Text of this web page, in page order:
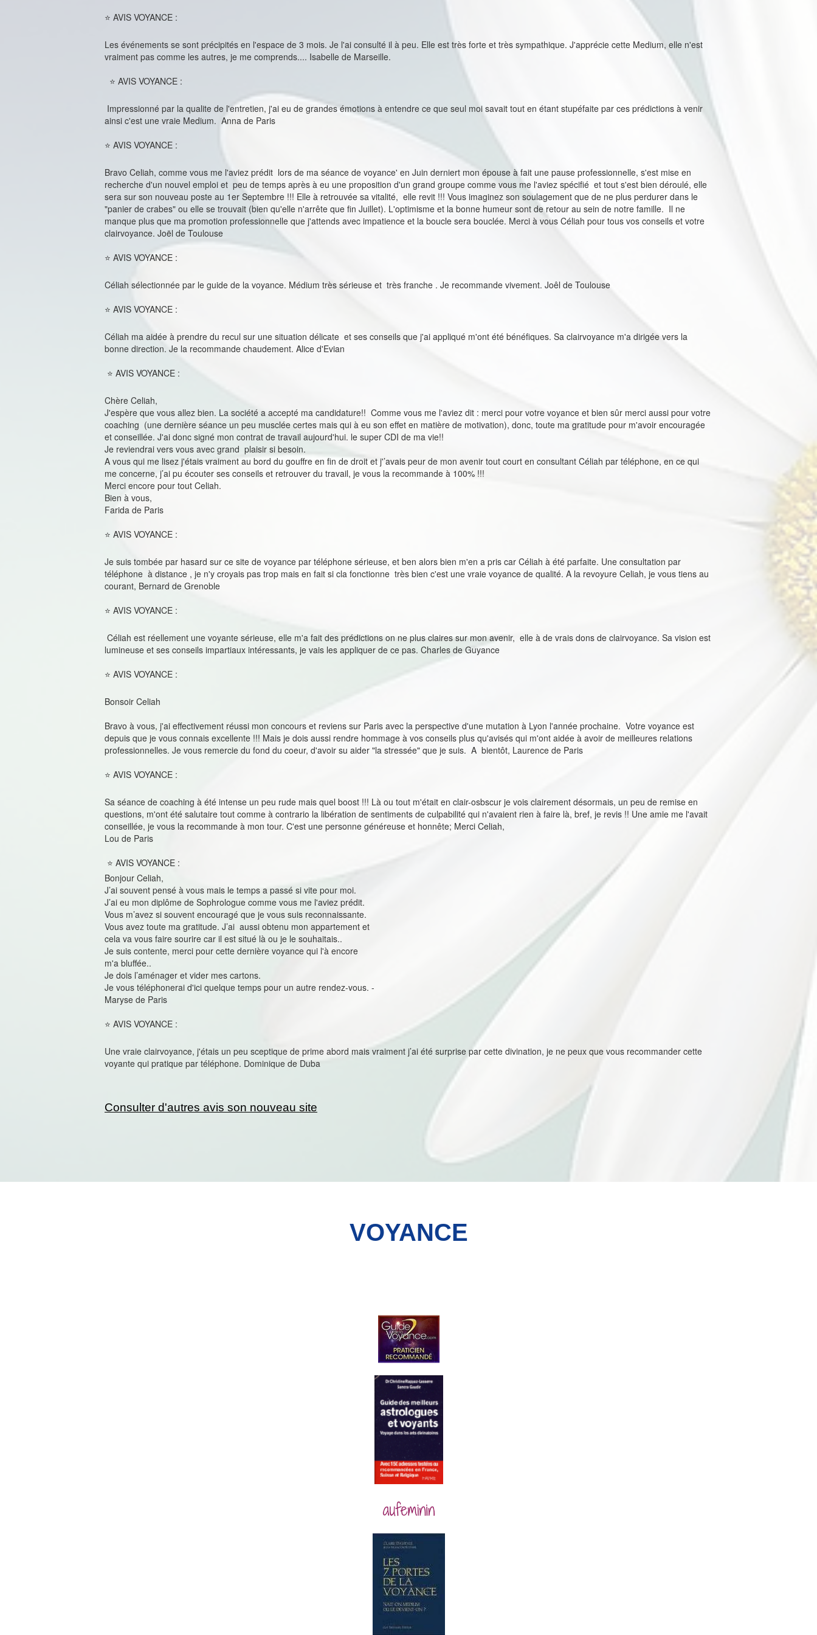
⭐ AVIS VOYANCE :
Les événements se sont précipités en l'espace de 3 mois. Je l'ai consulté il à peu. Elle est très forte et très sympathique. J'apprécie cette Medium, elle n'est
vraiment pas comme les autres, je me comprends.... Isabelle de Marseille.
⭐ AVIS VOYANCE :
Impressionné par la qualite de l'entretien, j'ai eu de grandes émotions à entendre ce que seul moi savait tout en étant stupéfaite par ces prédictions à venir
ainsi c'est une vraie Medium. Anna de Paris
⭐ AVIS VOYANCE :
Bravo Celiah, comme vous me l'aviez prédit lors de ma séance de voyance' en Juin derniert mon épouse à fait une pause professionnelle, s'est mise en
recherche d'un nouvel emploi et peu de temps après à eu une proposition d'un grand groupe comme vous me l'aviez spécifié et tout s'est bien déroulé, elle
sera sur son nouveau poste au 1er Septembre !!! Elle à retrouvée sa vitalité, elle revit !!! Vous imaginez son soulagement que de ne plus perdurer dans le
"panier de crabes" ou elle se trouvait (bien qu'elle n'arrête que fin Juillet). L'optimisme et la bonne humeur sont de retour au sein de notre famille. Il ne
manque plus que ma promotion professionnelle que j'attends avec impatience et la boucle sera bouclée. Merci à vous Céliah pour tous vos conseils et votre
clairvoyance. Joël de Toulouse
⭐ AVIS VOYANCE :
Céliah sélectionnée par le guide de la voyance. Médium très sérieuse et très franche . Je recommande vivement. Joêl de Toulouse
⭐ AVIS VOYANCE :
Céliah ma aidée à prendre du recul sur une situation délicate et ses conseils que j'ai appliqué m'ont été bénéfiques. Sa clairvoyance m'a dirigée vers la
bonne direction. Je la recommande chaudement. Alice d'Evian
⭐ AVIS VOYANCE :
Chère Celiah,
J'espère que vous allez bien. La société a accepté ma candidature!! Comme vous me l'aviez dit : merci pour votre voyance et bien sûr merci aussi pour votre
coaching (une dernière séance un peu musclée certes mais qui à eu son effet en matière de motivation), donc, toute ma gratitude pour m'avoir encouragée
et conseillée. J'ai donc signé mon contrat de travail aujourd'hui. le super CDI de ma vie!!
Je reviendrai vers vous avec grand plaisir si besoin.
A vous qui me lisez j'étais vraiment au bord du gouffre en fin de droit et j'’avais peur de mon avenir tout court en consultant Céliah par téléphone, en ce qui
me concerne, j’ai pu écouter ses conseils et retrouver du travail, je vous la recommande à 100% !!!
Merci encore pour tout Celiah.
Bien à vous,
Farida de Paris
⭐ AVIS VOYANCE :
Je suis tombée par hasard sur ce site de voyance par téléphone sérieuse, et ben alors bien m'en a pris car Céliah à été parfaite. Une consultation par
téléphone à distance , je n'y croyais pas trop mais en fait si cla fonctionne très bien c'est une vraie voyance de qualité. A la revoyure Celiah, je vous tiens au
courant, Bernard de Grenoble
⭐ AVIS VOYANCE :
Céliah est réellement une voyante sérieuse, elle m'a fait des prédictions on ne plus claires sur mon avenir, elle à de vrais dons de clairvoyance. Sa vision est
lumineuse et ses conseils impartiaux intéressants, je vais les appliquer de ce pas. Charles de Guyance
⭐ AVIS VOYANCE :
Bonsoir Celiah
Bravo à vous, j'ai effectivement réussi mon concours et reviens sur Paris avec la perspective d'une mutation à Lyon l'année prochaine. Votre voyance est
depuis que je vous connais excellente !!! Mais je dois aussi rendre hommage à vos conseils plus qu'avisés qui m'ont aidée à avoir de meilleures relations
professionnelles. Je vous remercie du fond du coeur, d'avoir su aider "la stressée" que je suis. A bientôt, Laurence de Paris
⭐ AVIS VOYANCE :
Sa séance de coaching à été intense un peu rude mais quel boost !!! Là ou tout m'était en clair-osbscur je vois clairement désormais, un peu de remise en
questions, m'ont été salutaire tout comme à contrario la libération de sentiments de culpabilité qui n'avaient rien à faire là, bref, je revis !! Une amie me l'avait
conseillée, je vous la recommande à mon tour. C'est une personne généreuse et honnête; Merci Celiah,
Lou de Paris
⭐ AVIS VOYANCE :
Bonjour Celiah,
J’ai souvent pensé à vous mais le temps a passé si vite pour moi.
J’ai eu mon diplôme de Sophrologue comme vous me l'aviez prédit.
Vous m’avez si souvent encouragé que je vous suis reconnaissante.
Vous avez toute ma gratitude. J’ai aussi obtenu mon appartement et
cela va vous faire sourire car il est situé là ou je le souhaitais..
Je suis contente, merci pour cette dernière voyance qui l'à encore
m'a bluffée..
Je dois l’aménager et vider mes cartons.
Je vous téléphonerai d'ici quelque temps pour un autre rendez-vous. -
Maryse de Paris
⭐ AVIS VOYANCE :
Une vraie clairvoyance, j'étais un peu sceptique de prime abord mais vraiment j’ai été surprise par cette divination, je ne peux que vous recommander cette
voyante qui pratique par téléphone. Dominique de Duba
Consulter d'autres avis son nouveau site
VOYANCE